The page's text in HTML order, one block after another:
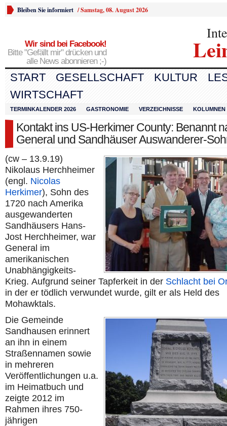
Bleiben Sie informiert /Samstag, 08. August 2026
Wir sind bei Facebook!
Bitte "Gefällt mir" drücken und
alle News abonnieren ;-)
START GESELLSCHAFT KULTUR
WIRTSCHAFT
TERMINKALENDER 2026 GASTRONOMIE VERZEICHNISSE KOLUMNEN
Kontakt ins US-Herkimer County: Benannt
General und Sandhäuser Auswanderer-
(cw – 13.9.19)
Nikolaus Herchheimer
(engl. Nicolas
Herkimer), Sohn des
1720 nach Amerika
ausgewanderten
Sandhäusers Hans-
Jost Herchheimer, war
General im
amerikanischen
Unabhängigkeits-
Krieg. Aufgrund seiner Tapferkeit in der Schlacht bei
in der er tödlich verwundet wurde, gilt er als Held des
Mohawktals.
Die Gemeinde
Sandhausen erinnert
an ihn in einem
Straßennamen sowie
in mehreren
Veröffentlichungen u.a.
im Heimatbuch und
zeigte 2012 im
Rahmen ihres 750-
jährigen